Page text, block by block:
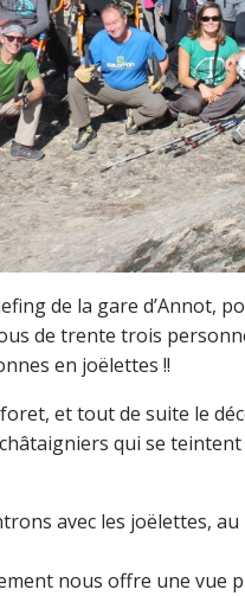
de la gare d’Annot,
de trente trois
en joëlettes !!
et tout de suite le
qui se
avec les joëlettes,
nous offre une vue